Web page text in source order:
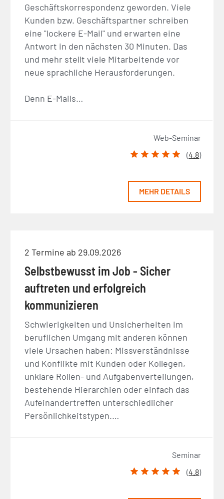
Geschäftskorrespondenz geworden. Viele
Kunden bzw. Geschäftspartner schreiben
eine "lockere E-Mail" und erwarten eine
Antwort in den nächsten 30 Minuten. Das
und mehr stellt viele Mitarbeitende vor
neue sprachliche Herausforderungen.
Denn E-Mails…
Web-Seminar
(4.8)
MEHR DETAILS
2 Termine ab 29.09.2026
Selbstbewusst im Job - Sicher
auftreten und erfolgreich
kommunizieren
Schwierigkeiten und Unsicherheiten im
beruflichen Umgang mit anderen können
viele Ursachen haben: Missverständnisse
und Konflikte mit Kunden oder Kollegen,
unklare Rollen- und Aufgabenverteilungen,
bestehende Hierarchien oder einfach das
Aufeinandertreffen unterschiedlicher
Persönlichkeitstypen.…
Seminar
(4.8)